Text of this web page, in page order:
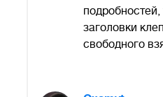
заголовки
свободного